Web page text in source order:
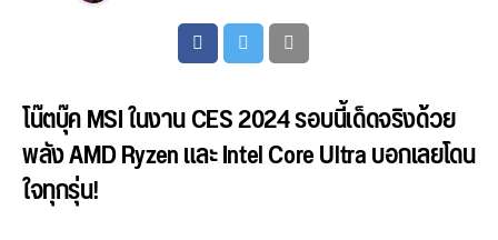
โน๊ตบุ๊ค MSI ในงาน CES 2024 รอบนี้เด็ดจริงด้วย
พลัง AMD Ryzen และ Intel Core Ultra บอกเลยโดน
ใจทุกรุ่น!